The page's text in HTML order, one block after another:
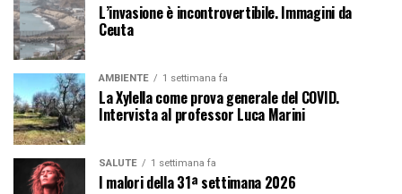
L’invasione è incontrovertibile. Immagini da
Ceuta
AMBIENTE 1 settimana fa
La Xylella come prova generale del COVID.
Intervista al professor Luca Marini
SALUTE 1 settimana fa
I malori della 31ª settimana 2026